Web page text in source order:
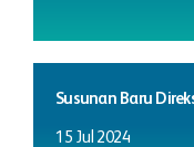
Susunan Baru
15 Jul 2024